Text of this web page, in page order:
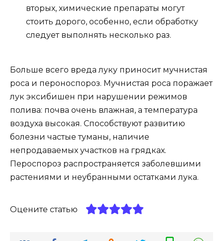
вторых, химические препараты могут
стоить дорого, особенно, если обработку
следует выполнять несколько раз.
Больше всего вреда луку приносит мучнистая
роса и пероноспороз. Мучнистая роса поражает
лук эксибишен при нарушении режимов
полива: почва очень влажная, а температура
воздуха высокая. Способствуют развитию
болезни частые туманы, наличие
непродаваемых участков на грядках.
Пероспороз распространяется заболевшими
растениями и неубранными остатками лука.
Оцените статью